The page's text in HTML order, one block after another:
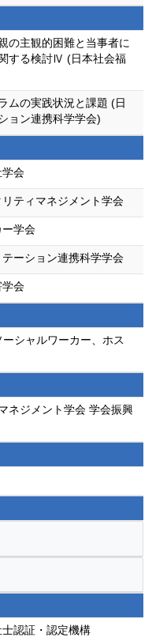
の主観的困難と当事者に
する検討Ⅳ (日本社会福
ムの実践状況と課題 (日
ョン連携科学学会)
学会
リティマネジメント学会
ー学会
テーション連携科学学会
学会
シャルワーカー、ホス
ネジメント学会 学会振興
認証・認定機構